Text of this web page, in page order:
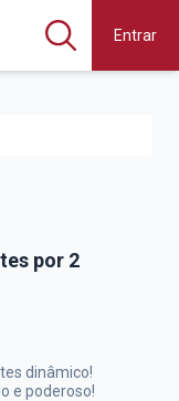
Entrar
por 2
dinâmico!
e poderoso!